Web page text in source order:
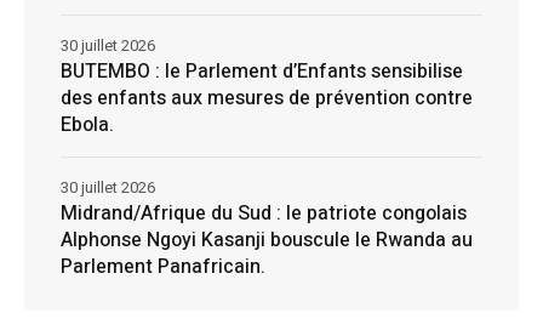
BUTEMBO : le Parlement d’Enfants sensibilise
des enfants aux mesures de prévention contre
Ebola.
30 juillet 2026
Midrand/Afrique du Sud : le patriote congolais
Alphonse Ngoyi Kasanji bouscule le Rwanda au
Parlement Panafricain.
30 juillet 2026